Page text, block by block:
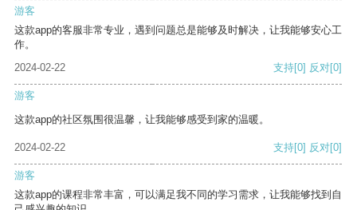
游客
这款app的客服非常专业，遇到问题总是能够及时解决，让我能够安心工
作。
2024-02-22
支持[0] 反对[0]
游客
这款app的社区氛围很温馨，让我能够感受到家的温暖。
2024-02-22 支持[0] 反对[0]
游客
这款app的课程非常丰富，可以满足我不同的学习需求，让我能够找到自